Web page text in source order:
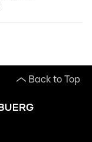
Back to Top